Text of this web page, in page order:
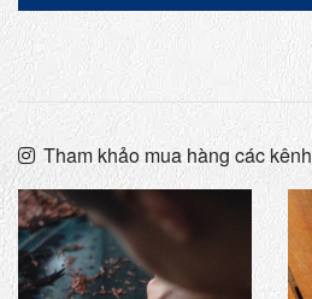
Tham khảo mua hàng các kênh